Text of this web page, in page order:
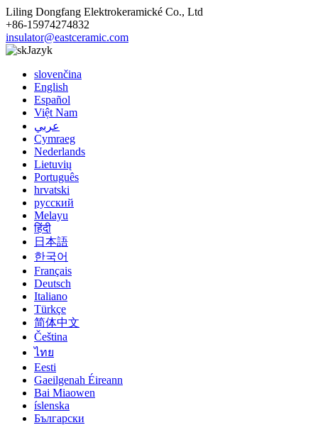
Liling Dongfang Elektrokeramické Co., Ltd
+86-15974274832
insulator@eastceramic.com
Jazyk
slovenčina
English
Español
Việt Nam
عربي
Cymraeg
Nederlands
Lietuvių
Português
hrvatski
русский
Melayu
हिंदी
日本語
한국어
Français
Deutsch
Italiano
Türkçe
简体中文
Čeština
ไทย
Eesti
Gaeilgenah Éireann
Bai Miaowen
íslenska
Български